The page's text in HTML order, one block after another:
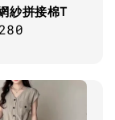
紗拼接棉T